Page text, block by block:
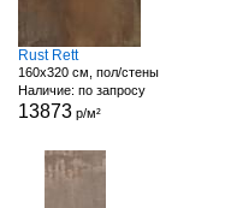
Rust Rett
160x320 см, пол/стены
Наличие: по запросу
13873 р/м²